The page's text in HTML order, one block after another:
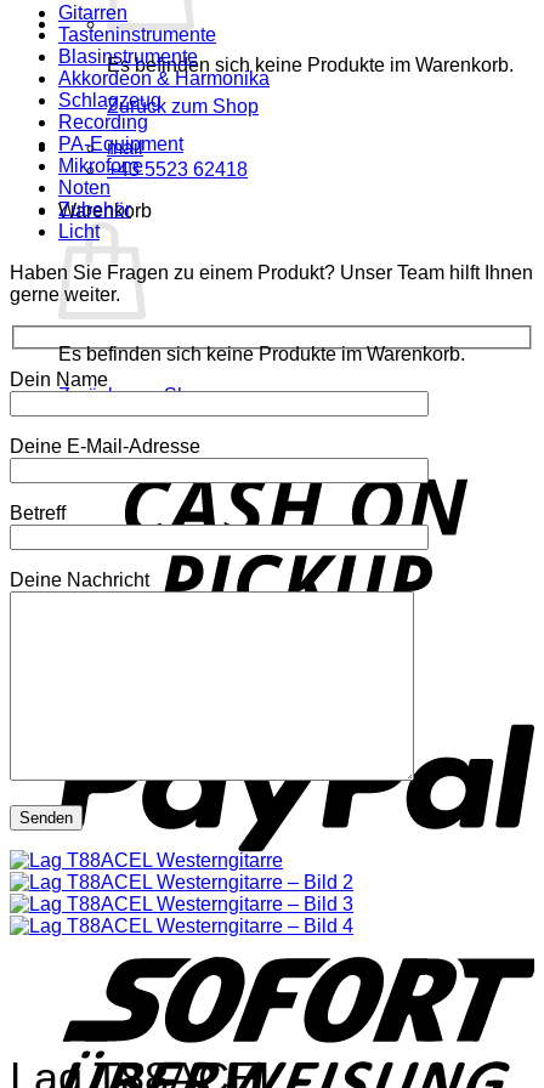
Es befinden sich keine Produkte im Warenkorb.
Zurück zum Shop
mail
+43 5523 62418
Warenkorb
Es befinden sich keine Produkte im Warenkorb.
Zurück zum Shop
Gitarren
Tasteninstrumente
Blasinstrumente
Akkordeon & Harmonika
Schlagzeug
Recording
PA-Equipment
Mikrofone
Noten
Zubehör
Licht
Haben Sie Fragen zu einem Produkt? Unser Team hilft Ihnen
gerne weiter.
Dein Name
Deine E-Mail-Adresse
Betreff
Deine Nachricht
Lag T88ACEL